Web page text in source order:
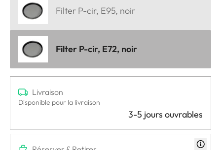
Filter P-cir, E95, noir
Filter P-cir, E72, noir
Livraison
Disponible pour la livraison
3-5 jours ouvrables